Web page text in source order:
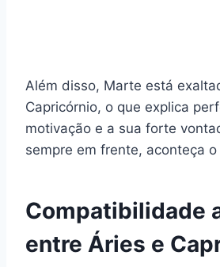
Além disso, Marte está
Capricórnio, o que explica
motivação e a sua forte
sempre em frente, aconteça
Compatibilidade
entre Áries e